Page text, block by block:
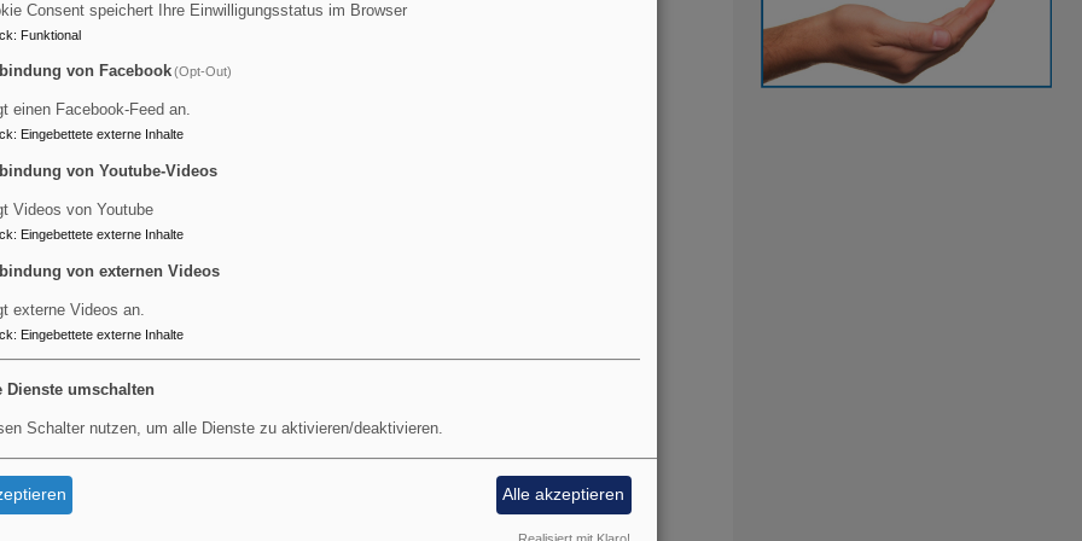
bei uns passiert" teilen wir Ereignisse und Highlights aus unserer Kirche.
vorbei!
Consent speichert Ihre Einwilligungsstatus im Browser
: Funktional
von Facebook(Opt-Out)
einen Facebook-Feed an.
: Eingebettete externe Inhalte
von Youtube-Videos
Videos von Youtube
: Eingebettete externe Inhalte
von externen Videos
externe Videos an.
: Eingebettete externe Inhalte
Dienste umschalten
Schalter nutzen, um alle Dienste zu aktivieren/deaktivieren.
Alle akzeptieren